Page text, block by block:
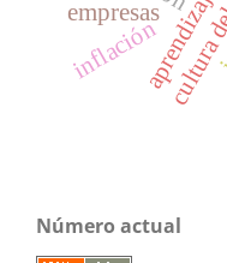
empresas
inflación
Número actual